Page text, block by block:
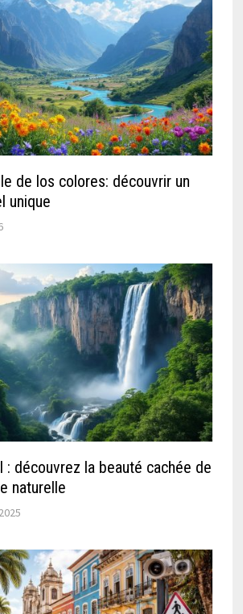
de los colores: découvrir un
unique
: découvrez la beauté cachée de
naturelle